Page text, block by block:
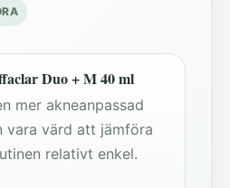
Duo + M 40 ml
mer akneanpassad
vara värd att jämföra
relativt enkel.